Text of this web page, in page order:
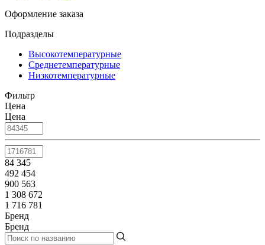
Оформление заказа
Подразделы
Высокотемпературные
Среднетемпературные
Низкотемпературные
Фильтр
Цена
Цена
84 345
492 454
900 563
1 308 672
1 716 781
Бренд
Бренд